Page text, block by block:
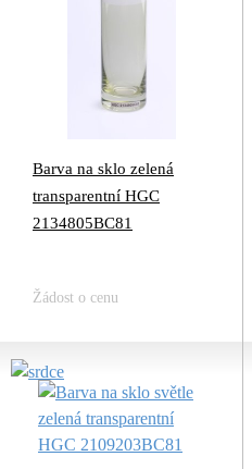
Barva na sklo zelená
transparentní HGC
2134805BC81
Žádost o cenu